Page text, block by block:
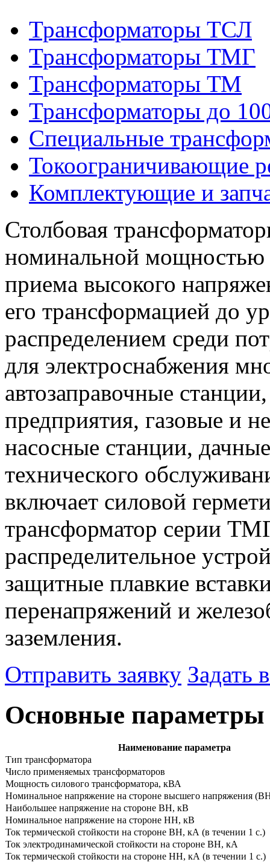
Трансформаторы ТСЛ
Трансформаторы ТМГ
Трансформаторы ТМ
Трансформаторы до
Специальные
Токоограничивающие
Комплектующие и
Столбовая
номинальной мощностью
приема высокого
его трансформацией до
распределением среди
для электроснабжения
автозаправочные
предприятия, газовые и
насосные станции,
технического
включает силовой
трансформатор серии
распределительное
защитные плавкие
перенапряжений и
заземления.
Отправить заявку Задать
Основные
Наименование параметра
Тип трансформатора
Число применяемых трансформаторов
Мощность силового трансформатора, кВА
Номинальное напряжение на стороне высшего напряжения
Наибольшее напряжение на стороне ВН, кВ
Номинальное напряжение на стороне НН, кВ
Ток термической стойкости на стороне ВН, кА (в течении 1 с.)
Ток электродинамической стойкости на стороне ВН, кА
Ток термической стойкости на стороне НН, кА (в течении 1 с.)